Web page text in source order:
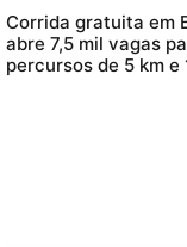
Corrida gratuita em
abre 7,5 mil vagas
percursos de 5 km e